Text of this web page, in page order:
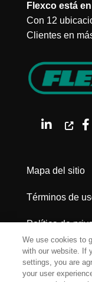
Flexco está
Con 12
Clientes en
Mapa del sitio
Términos de
Política de
Advertencias
Cookie
We use cookies to
with our website. If
settings, you are
your user